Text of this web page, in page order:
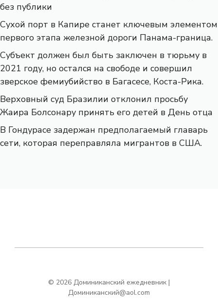
без публики
Сухой порт в Капире станет ключевым элементом
первого этапа железной дороги Панама-граница.
Субъект должен был быть заключен в тюрьму в
2021 году, но остался на свободе и совершил
зверское фемиубийство в Багасесе, Коста-Рика.
Верховный суд Бразилии отклонил просьбу
Жаира Болсонару принять его детей в День отца
В Гондурасе задержан предполагаемый главарь
сети, которая переправляла мигрантов в США.
© 2026 Доминиканский ежедневник |
Доминиканский@aol.com